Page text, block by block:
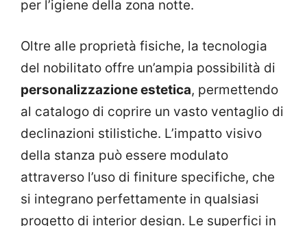
per l’igiene della zona notte.
Oltre alle proprietà fisiche, la tecnologia
del nobilitato offre un’ampia possibilità di
personalizzazione estetica, permettendo
al catalogo di coprire un vasto ventaglio di
declinazioni stilistiche. L’impatto visivo
della stanza può essere modulato
attraverso l’uso di finiture specifiche, che
si integrano perfettamente in qualsiasi
progetto di interior design. Le superfici in